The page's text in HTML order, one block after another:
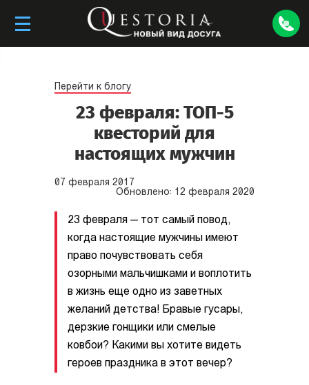
Перейти к блогу
23 февраля: ТОП-5
квесторий для
настоящих мужчин
07 февраля 2017
Обновлено: 12 февраля 2020
23 февраля — тот самый повод,
когда настоящие мужчины имеют
право почувствовать себя
озорными мальчишками и воплотить
в жизнь еще одно из заветных
желаний детства! Бравые гусары,
дерзкие гонщики или смелые
ковбои? Какими вы хотите видеть
героев праздника в этот вечер?